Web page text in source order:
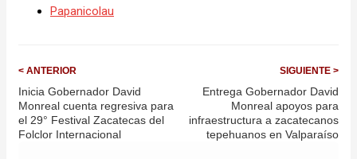
Papanicolau
< ANTERIOR
Inicia Gobernador David
Monreal cuenta regresiva para
el 29° Festival Zacatecas del
Folclor Internacional
SIGUIENTE >
Entrega Gobernador David
Monreal apoyos para
infraestructura a zacatecanos
tepehuanos en Valparaíso